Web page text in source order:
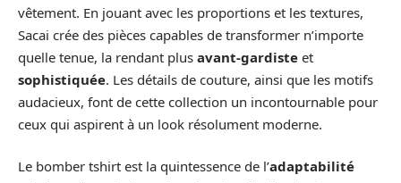
vêtement. En jouant avec les proportions et les textures,
Sacai crée des pièces capables de transformer n’importe
quelle tenue, la rendant plus avant-gardiste et
sophistiquée. Les détails de couture, ainsi que les motifs
audacieux, font de cette collection un incontournable pour
ceux qui aspirent à un look résolument moderne.
Le bomber tshirt est la quintessence de l’adaptabilité